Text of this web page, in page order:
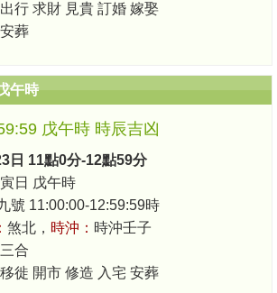
行 求財 見貴 訂婚 嫁娶
葬
午時
戊午時 時辰吉凶
日 11點0分-12點59分
日 戊午時
號 11:00:00-12:59:59時
煞北， 時沖： 時沖壬子
合
徙 開市 修造 入宅 安葬